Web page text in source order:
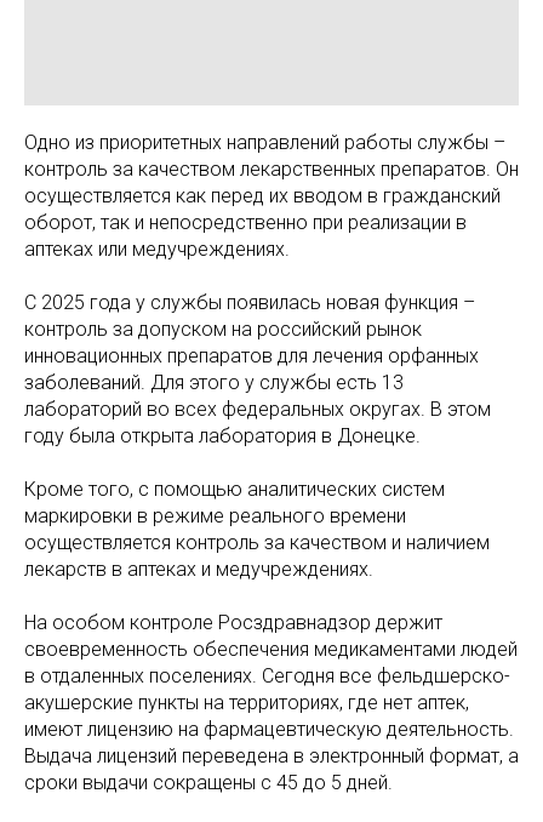
Одно из приоритетных направлений работы службы –
контроль за качеством лекарственных препаратов. Он
осуществляется как перед их вводом в гражданский
оборот, так и непосредственно при реализации в
аптеках или медучреждениях.
С 2025 года у службы появилась новая функция –
контроль за допуском на российский рынок
инновационных препаратов для лечения орфанных
заболеваний. Для этого у службы есть 13
лабораторий во всех федеральных округах. В этом
году была открыта лаборатория в Донецке.
Кроме того, с помощью аналитических систем
маркировки в режиме реального времени
осуществляется контроль за качеством и наличием
лекарств в аптеках и медучреждениях.
На особом контроле Росздравнадзор держит
своевременность обеспечения медикаментами людей
в отдаленных поселениях. Сегодня все фельдшерско-
акушерские пункты на территориях, где нет аптек,
имеют лицензию на фармацевтическую деятельность.
Выдача лицензий переведена в электронный формат, а
сроки выдачи сокращены с 45 до 5 дней.